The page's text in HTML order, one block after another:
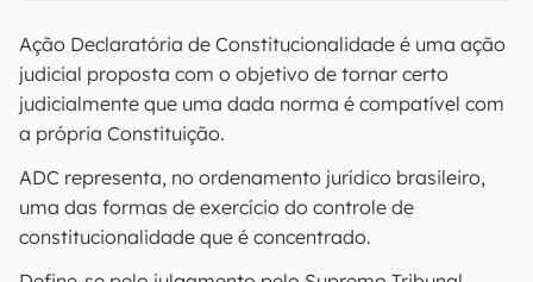
Ação Declaratória de Constitucionalidade é uma ação
judicial proposta com o objetivo de tornar certo
judicialmente que uma dada norma é compatível com
a própria Constituição.
ADC representa, no ordenamento jurídico brasileiro,
uma das formas de exercício do controle de
constitucionalidade que é concentrado.